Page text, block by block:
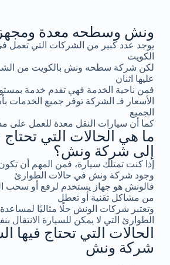
ونش وسطحه معدة ومجهزة 24
يوجد عدد كبير من الشركات التي تعمل
الكويت
لكن شركة سطحه ونش بالكويت من
عليها اثنان
فمن ناحية الخدمة فهي تقدم خدمة
الأسعار فـ الشركة توفر جميع الخدمات
الجميع
كما أن سيارات النقل معدة للعمل على مدار ال
ما هي الحالات التي تحتاج
إلى شركة ونش؟
إذا كنت تمتلك سيارة، فمن المهم أن
وجود شركة ونش في حالات الطوارئ
فالونش هو جهاز يستخدم لرفع أو سحب
من مشاكل تقنية أو تعطل
وتعتبر شركات الونش حلًا مثاليًا
الطوارئ التي لا يمكن للسيارة الانتقال
الحالات التي تحتاج فيها
شركة ونش